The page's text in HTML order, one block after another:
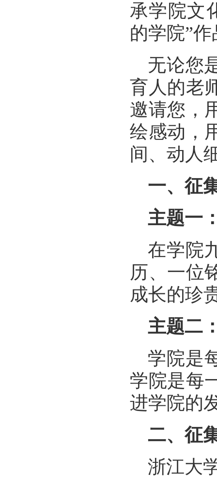
承学院文
的学院”
无论您
育人的老
邀请您，
绘感动，
间、动人
一、征
主题一
在学院
历、一位
成长的珍
主题二
学院是
学院是每
进学院的
二、征
浙江大